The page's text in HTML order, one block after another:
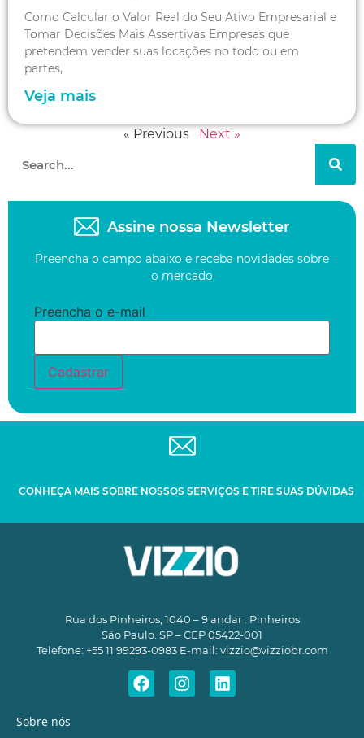
Como Calcular o Valor Real do Seu Ativo Empresarial e
Tomar Decisões Mais Assertivas Empresas que
pretendem vender suas locações no todo ou em
partes,
Veja mais
« Previous Next »
Assine nossa Newsletter
Preencha o campo abaixo e receba novidades sobre
o mercado
Preencha o e-mail
CONHEÇA MAIS SOBRE NOSSOS SERVIÇOS E TIRE SUAS DÚVIDAS
Rua dos Pinheiros, 1040 – 9 andar . Pinheiros
São Paulo. SP – CEP 05422-001
Telefone: +55 11 99293-0983 E-mail: vizzio@vizziobr.com
Sobre nós